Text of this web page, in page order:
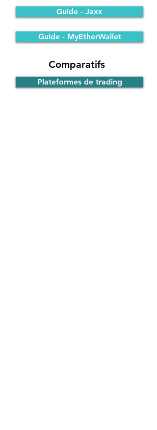
Comparatifs
Plateformes de trading
Guide - MyEtherWallet
Guide - Jaxx